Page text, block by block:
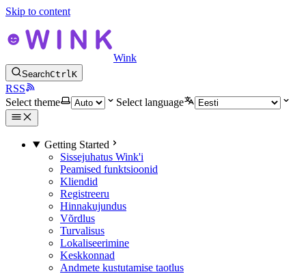
Skip to content
Wink
SearchCtrlK
RSS
Select theme
Select language
Getting Started
Sissejuhatus Wink'i
Peamised funktsioonid
Kliendid
Registreeru
Hinnakujundus
Võrdlus
Turvalisus
Lokaliseerimine
Keskkonnad
Andmete kustutamise taotlus